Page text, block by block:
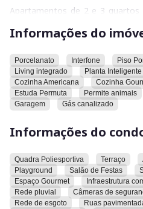
Apartamentos de 2 e 3
também um lazer único, no
sua familia curtir momentos
Viva a praticidade do Bueno
Amazônia
Informações do
Porcelanato Interfone Piso
Living integrado
Planta Inteligente
Cozinha Americana
Cozinha
Estuda Permuta
Permite animais
Garagem
Gás canalizado
Informações do
Quadra Poliesportiva Terraço
Playground
Salão de Festas
Espaço Gourmet
Infraestrutura
Rede pluvial
Câmeras de
Rede de esgoto
Ruas